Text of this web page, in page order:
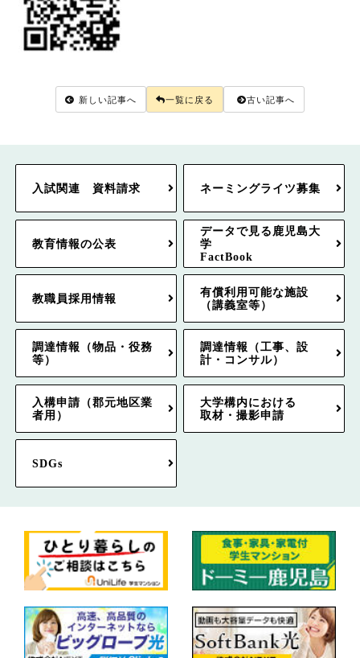
新しい記事へ 一覧に戻る 古い記事へ
入試関連 資料請求 ネーミングライツ募集
教育情報の公表
データで見る鹿児島大
学
FactBook
教職員採用情報
有償利用可能な施設
（講義室等）
調達情報（物品・役務
等）
調達情報（工事、設
計・コンサル）
入構申請（郡元地区業
者用）
大学構内における
取材・撮影申請
SDGs